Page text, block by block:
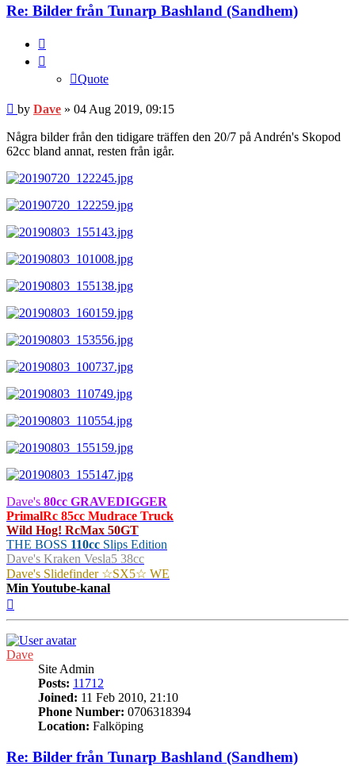
Re: Bilder från Tunarp Bashland (Sandhem)
Quote
Post
by Dave » 04 Aug 2019, 09:15
Några bilder från den tidigare träffen den 20/7 på Andrén's Skopod
62cc bland annat, resten från igår.
Dave's 80cc GRAVEDIGGER
PrimalRc 85cc Mudrace Truck
Wild Hog! RcMax 50GT
THE BOSS 110cc Slips Edition
Dave's Kraken Vesla5 38cc
Dave's Slidefinder ☆SX5☆ WE
Min Youtube-kanal
Dave
Site Admin
Posts: 11712
Joined: 11 Feb 2010, 21:10
Phone Number: 0706318394
Location: Falköping
Re: Bilder från Tunarp Bashland (Sandhem)